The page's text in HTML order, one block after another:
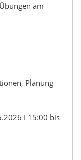
am
Planung
I 15:00 bis